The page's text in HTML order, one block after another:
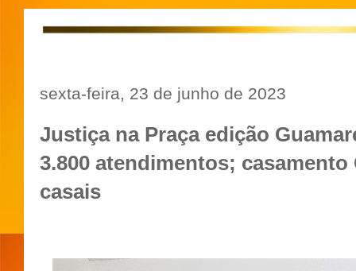
sexta-feira, 23 de junho de 2023
Justiça na Praça edição
3.800 atendimentos;
casais